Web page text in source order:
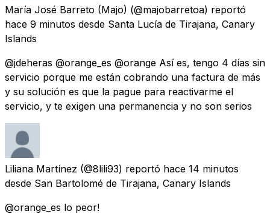
María José Barreto (Majo) (@majobarretoa) reportó
hace 9 minutos desde Santa Lucía de Tirajana, Canary
Islands
@jdeheras @orange_es @orange Así es, tengo 4 días sin
servicio porque me están cobrando una factura de más
y su solución es que la pague para reactivarme el
servicio, y te exigen una permanencia y no son serios
Liliana Martínez (@8lili93) reportó hace 14 minutos
desde San Bartolomé de Tirajana, Canary Islands
@orange_es lo peor!